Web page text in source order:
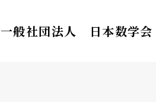
一般社団法人 日本数学会